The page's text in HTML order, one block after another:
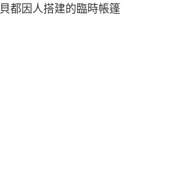
貝都因人搭建的臨時帳篷